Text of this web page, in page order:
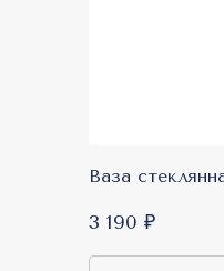
Ваза
3 190 ₽